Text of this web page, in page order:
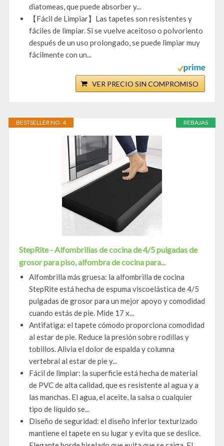
diatomeas, que puede absorber y...
【Fácil de Limpiar】Las tapetes son resistentes y
fáciles de limpiar. Si se vuelve aceitoso o polvoriento
después de un uso prolongado, se puede limpiar muy
fácilmente con un...
VER PRECIO SIN COMPROMISO
REBAJAS
BESTSELLER NO. 4
StepRite - Alfombrillas de cocina de 4/5 pulgadas de
grosor para piso, alfombra de cocina para...
Alfombrilla más gruesa: la alfombrilla de cocina
StepRite está hecha de espuma viscoelástica de 4/5
pulgadas de grosor para un mejor apoyo y comodidad
cuando estás de pie. Mide 17 x...
Antifatiga: el tapete cómodo proporciona comodidad
al estar de pie. Reduce la presión sobre rodillas y
tobillos. Alivia el dolor de espalda y columna
vertebral al estar de pie y...
Fácil de limpiar: la superficie está hecha de material
de PVC de alta calidad, que es resistente al agua y a
las manchas. El agua, el aceite, la salsa o cualquier
tipo de líquido se...
Diseño de seguridad: el diseño inferior texturizado
mantiene el tapete en su lugar y evita que se deslice.